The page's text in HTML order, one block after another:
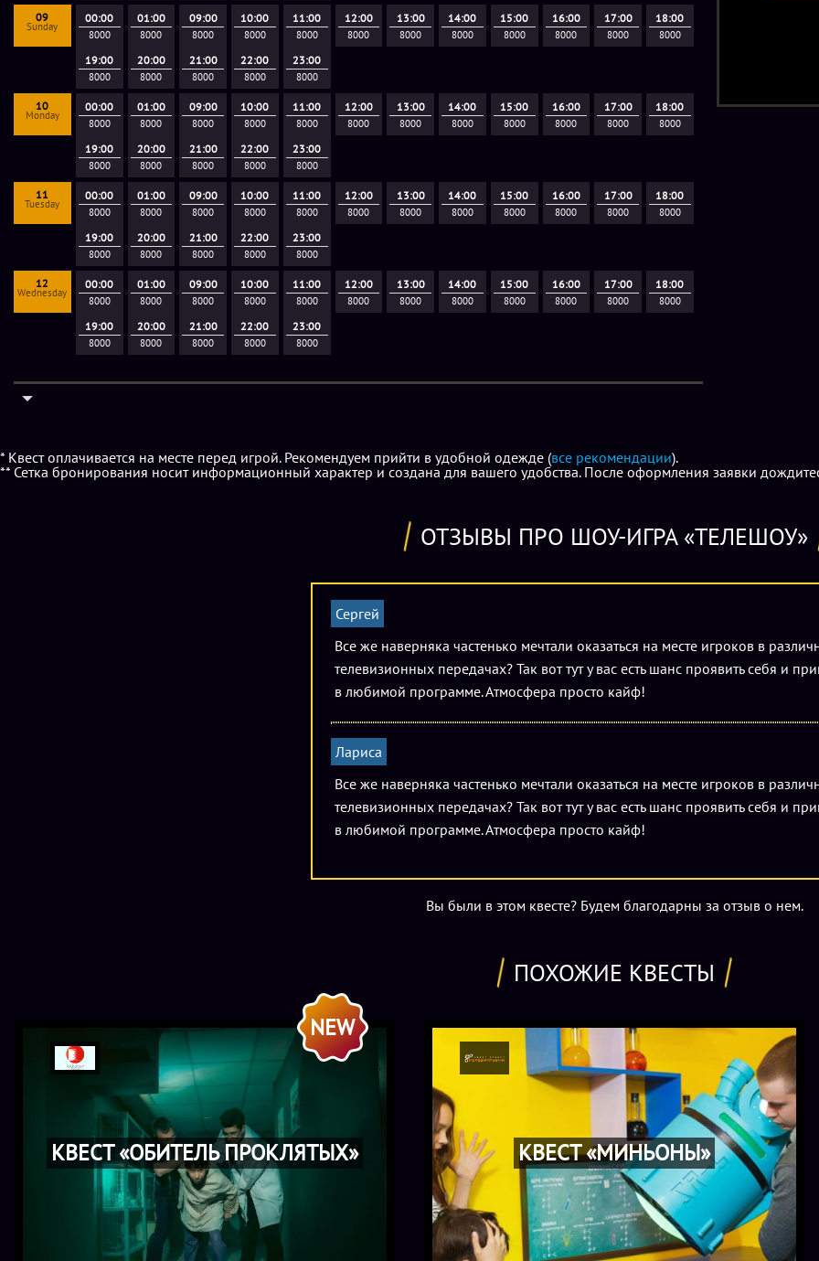
09
Sunday
00:00
8000
01:00
8000
09:00
8000
10:00
8000
11:00
8000
12:00
8000
13:00
8000
14:00
8000
15:00
8000
16:00
8000
17:00
8000
18:00
8000
19:00
8000
20:00
8000
21:00
8000
22:00
8000
23:00
8000
10
Monday
00:00
8000
01:00
8000
09:00
8000
10:00
8000
11:00
8000
12:00
8000
13:00
8000
14:00
8000
15:00
8000
16:00
8000
17:00
8000
18:00
8000
19:00
8000
20:00
8000
21:00
8000
22:00
8000
23:00
8000
11
Tuesday
00:00
8000
01:00
8000
09:00
8000
10:00
8000
11:00
8000
12:00
8000
13:00
8000
14:00
8000
15:00
8000
16:00
8000
17:00
8000
18:00
8000
19:00
8000
20:00
8000
21:00
8000
22:00
8000
23:00
8000
12
Wednesday
00:00
8000
01:00
8000
09:00
8000
10:00
8000
11:00
8000
12:00
8000
13:00
8000
14:00
8000
15:00
8000
16:00
8000
17:00
8000
18:00
8000
19:00
8000
20:00
8000
21:00
8000
22:00
8000
23:00
8000
* Квест оплачивается на месте перед игрой. Рекомендуем прийти в удобной одежде (все рекомендации).
** Сетка бронирования носит информационный характер и создана для вашего удобства. После оформления заявки
ОТЗЫВЫ ПРО ШОУ-ИГРА «ТЕЛЕШОУ»
Сергей
Все же наверняка частенько мечтали оказаться на месте игроков в
телевизионных передачах? Так вот тут у вас есть шанс проявить себя и
в любимой программе. Атмосфера просто кайф!
Лариса
Все же наверняка частенько мечтали оказаться на месте игроков в
телевизионных передачах? Так вот тут у вас есть шанс проявить себя и
в любимой программе. Атмосфера просто кайф!
Вы были в этом квесте? Будем благодарны за отзыв о нем.
ПОХОЖИЕ КВЕСТЫ
КВЕСТ «ОБИТЕЛЬ ПРОКЛЯТЫХ»
NEW
КВЕСТ «МИНЬОНЫ»